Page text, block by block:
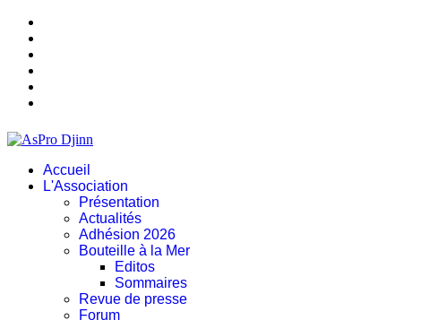
Accueil
L'Association
Présentation
Actualités
Adhésion 2026
Bouteille à la Mer
Editos
Sommaires
Revue de presse
Forum